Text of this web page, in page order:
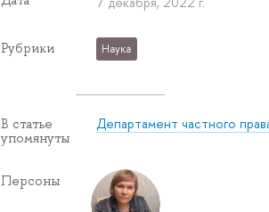
Рубрики Наука
В статье
упомянуты
Департамент частного
Персоны